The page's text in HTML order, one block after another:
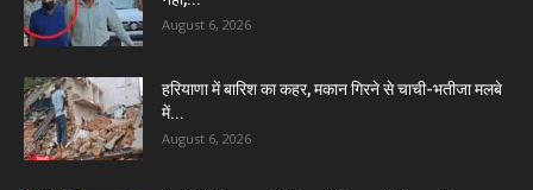
August 6, 2026
हरियाणा में बारिश का कहर, मकान गिरने से चाची-भतीजा मलबे
में...
August 6, 2026